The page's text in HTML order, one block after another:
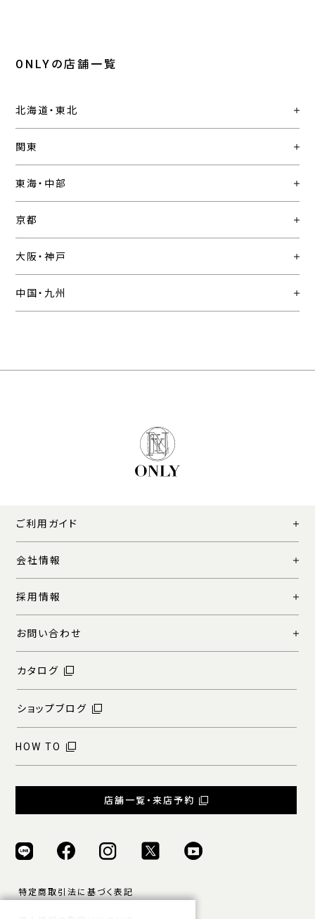
ONLYの店舗一覧
北海道・東北
関東
東海・中部
京都
大阪・神戸
中国・九州
ご利用ガイド
会社情報
採用情報
お問い合わせ
カタログ
ショップブログ
HOW TO
店舗一覧・来店予約
特定商取引法に基づく表記